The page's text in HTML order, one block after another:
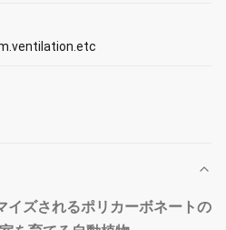
イズされるポリカーボネートの